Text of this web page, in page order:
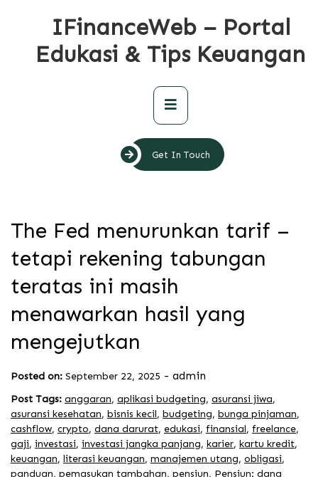
IFinanceWeb – Portal
Edukasi & Tips Keuangan
Primary
Menu
Get In Touch
The Fed menurunkan tarif –
tetapi rekening tabungan
teratas ini masih
menawarkan hasil yang
mengejutkan
Posted on: September 22, 2025 - admin
Post Tags: anggaran, aplikasi budgeting, asuransi jiwa,
asuransi kesehatan, bisnis kecil, budgeting, bunga pinjaman,
cashflow, crypto, dana darurat, edukasi, finansial, freelance,
gaji, investasi, investasi jangka panjang, karier, kartu kredit,
keuangan, literasi keuangan, manajemen utang, obligasi,
panduan, pemasukan tambahan, pensiun, Pensiun: dana